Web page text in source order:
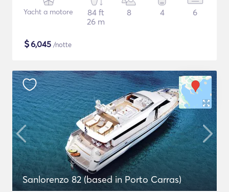
Yacht a motore
84 ft
26 m
8 4 6
$6,045 /notte
Sanlorenzo 82 (based in Porto Carras)